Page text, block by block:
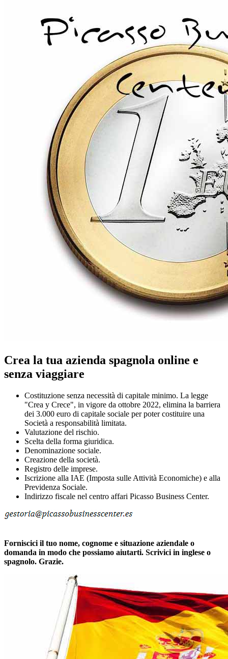
Crea la tua azienda spagnola online e
senza viaggiare
Costituzione senza necessità di capitale minimo. La legge
"Crea y Crece", in vigore da ottobre 2022, elimina la barriera
dei 3.000 euro di capitale sociale per poter costituire una
Società a responsabilità limitata.
Valutazione del rischio.
Scelta della forma giuridica.
Denominazione sociale.
Creazione della società.
Registro delle imprese.
Iscrizione alla IAE (Imposta sulle Attività Economiche) e alla
Previdenza Sociale.
Indirizzo fiscale nel centro affari Picasso Business Center.
Forniscici il tuo nome, cognome e situazione aziendale o
domanda in modo che possiamo aiutarti. Scrivici in inglese o
spagnolo. Grazie.